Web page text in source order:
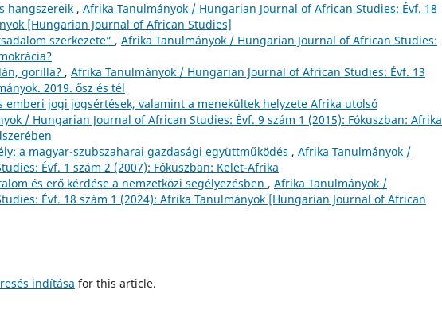
hangszereik , Afrika Tanulmányok / Hungarian Journal of African Studies: Évf. 18
[Hungarian Journal of African Studies]
szerkezete” , Afrika Tanulmányok / Hungarian Journal of African Studies:
gorilla? , Afrika Tanulmányok / Hungarian Journal of African Studies: Évf. 13
2019. ősz és tél
emberi jogi jogsértések, valamint a menekültek helyzete Afrika utolsó
/ Hungarian Journal of African Studies: Évf. 9 szám 1 (2015): Fókuszban: Afrika
a magyar-szubszaharai gazdasági együttműködés , Afrika Tanulmányok /
Évf. 1 szám 2 (2007): Fókuszban: Kelet-Afrika
és erő kérdése a nemzetközi segélyezésben , Afrika Tanulmányok /
Évf. 18 szám 1 (2024): Afrika Tanulmányok [Hungarian Journal of African
indítása for this article.